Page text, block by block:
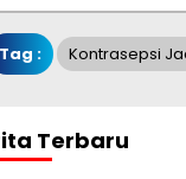
Tag : Kontrasepsi
Terbaru